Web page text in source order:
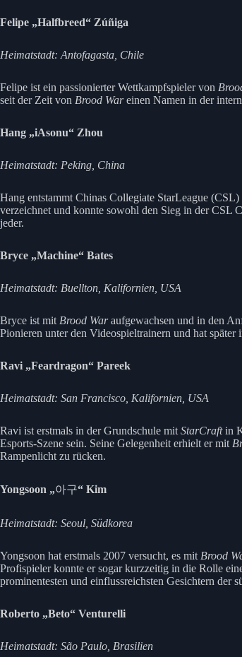
Felipe „Halfbreed“ Zúñiga
Heimatstadt: Antofagasta, Chile
Felipe ist ein passionierter Wettkampfspieler von
seit der Zeit von Brood Wareinen Namen in der
Hang „iAsonu“ Zhou
Heimatstadt: Peking, China
Hang entstammt Chinas Collegiate StarLeague
verzeichnet und konnte sowohl den Sieg in der CSL
jeder.
Bryce „Machine“ Bates
Heimatstadt: Buellton, Kalifornien, USA
Bryce ist mit Brood Waraufgewachsen und in den
Pionieren unter den Videospieltrainern und hat später
Ravi „Feardragon“ Pareek
Heimatstadt: San Francisco, Kalifornien, USA
Ravi ist erstmals in der Grundschule mit StarCraftin
Esports-Szene sein. Seine Gelegenheit erhielt er mit
Rampenlicht zu rücken.
Yongsoon „아구“ Kim
Heimatstadt: Seoul, Südkorea
Yongsoon hat erstmals 2007 versucht, es mit Brood
Profispieler konnte er sogar kurzzeitig in die Rolle
prominentesten und einflussreichsten Gesichtern der
Roberto „Beto“ Venturelli
Heimatstadt: São Paulo, Brasilien